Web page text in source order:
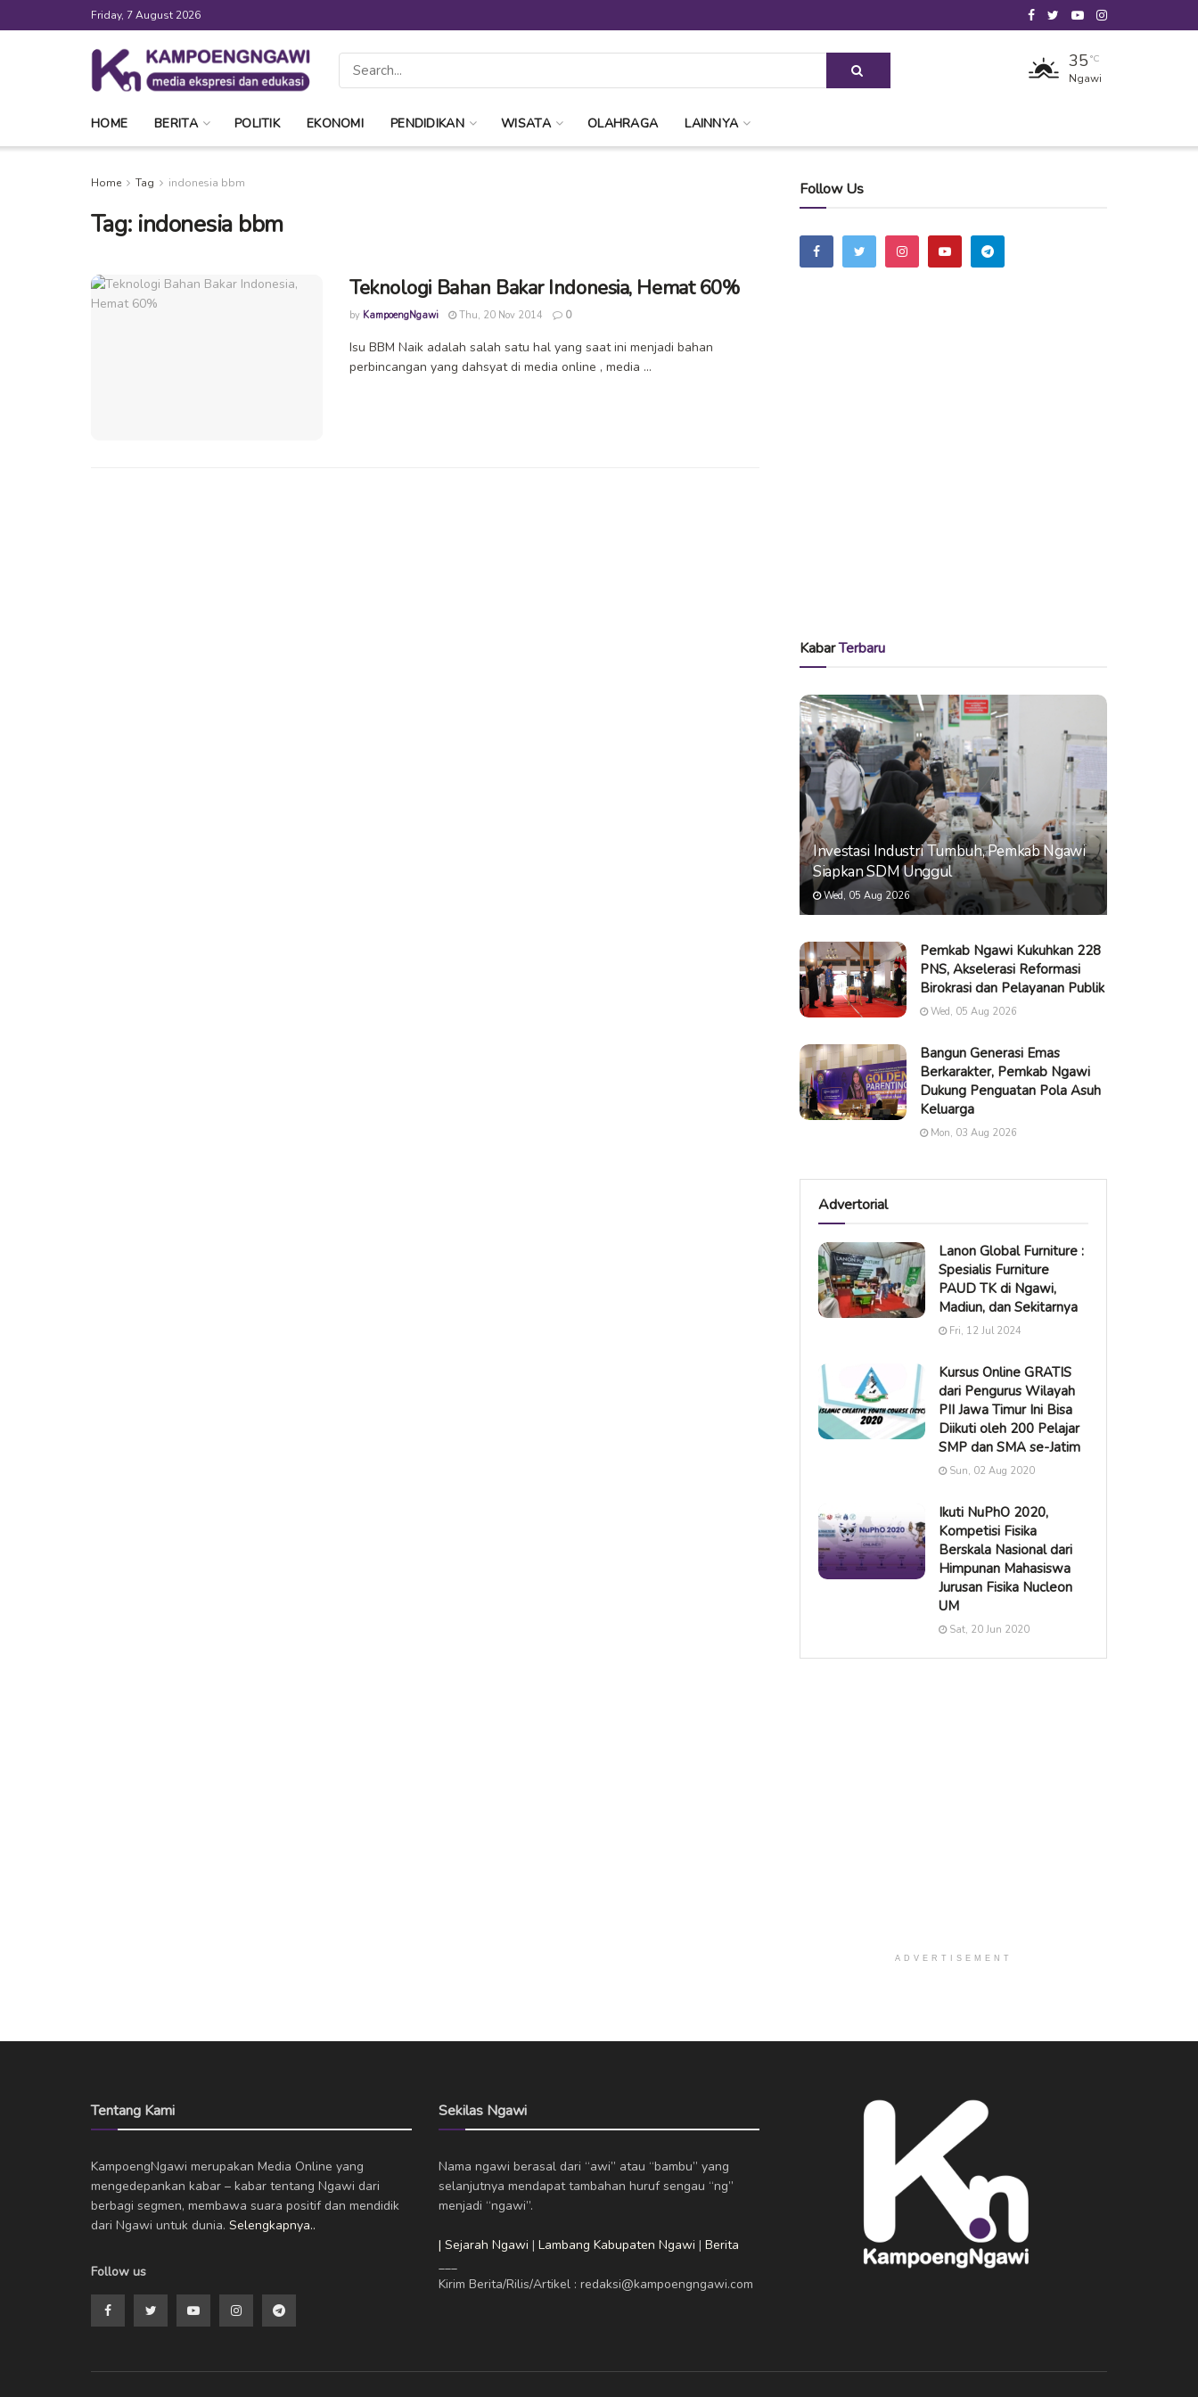
Friday, 7 August 2026
35 °C
Ngawi
HOME BERITA POLITIK EKONOMI PENDIDIKAN WISATA OLAHRAGA LAINNYA
Home Tag indonesia bbm
Tag: indonesia bbm
Teknologi Bahan Bakar Indonesia, Hemat 60%
by KampoengNgawi Thu, 20 Nov 2014 0
Isu BBM Naik adalah salah satu hal yang saat ini menjadi bahan
perbincangan yang dahsyat di media online , media ...
Follow Us
KabarTerbaru
Investasi Industri Tumbuh, Pemkab Ngawi
Siapkan SDM Unggul
Wed, 05 Aug 2026
Pemkab Ngawi Kukuhkan 228
PNS, Akselerasi Reformasi
Birokrasi dan Pelayanan Publik
Wed, 05 Aug 2026
Bangun Generasi Emas
Berkarakter, Pemkab Ngawi
Dukung Penguatan Pola Asuh
Keluarga
Mon, 03 Aug 2026
Advertorial
Lanon Global Furniture :
Spesialis Furniture
PAUD TK di Ngawi,
Madiun, dan Sekitarnya
Fri, 12 Jul 2024
Kursus Online GRATIS
dari Pengurus Wilayah
PII Jawa Timur Ini Bisa
Diikuti oleh 200 Pelajar
SMP dan SMA se-Jatim
Sun, 02 Aug 2020
Ikuti NuPhO 2020,
Kompetisi Fisika
Berskala Nasional dari
Himpunan Mahasiswa
Jurusan Fisika Nucleon
UM
Sat, 20 Jun 2020
ADVERTISEMENT
Tentang Kami
KampoengNgawi merupakan Media Online yang
mengedepankan kabar – kabar tentang Ngawi dari
berbagi segmen, membawa suara positif dan mendidik
dari Ngawi untuk dunia. Selengkapnya..
Follow us
Sekilas Ngawi
Nama ngawi berasal dari “awi” atau “bambu” yang
selanjutnya mendapat tambahan huruf sengau “ng”
menjadi “ngawi”.
| Sejarah Ngawi | Lambang Kabupaten Ngawi | Berita
Kirim Berita/Rilis/Artikel : redaksi@kampoengngawi.com